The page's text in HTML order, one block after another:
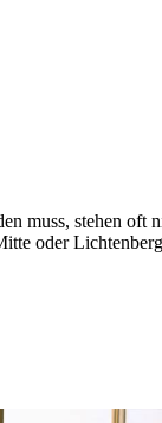
muss, stehen
oder